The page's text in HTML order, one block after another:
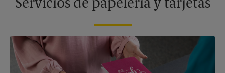
Servicios de papelería y tarjetas